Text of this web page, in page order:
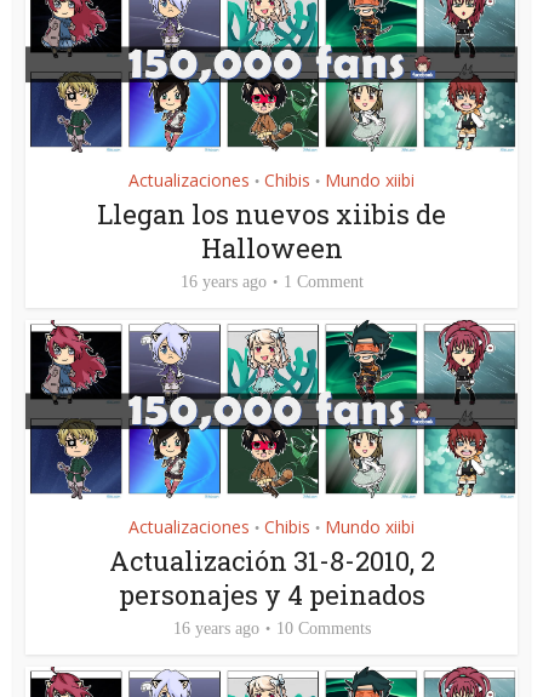
Actualizaciones • Chibis • Mundo xiibi
Llegan los nuevos xiibis de
Halloween
16 years ago 1 Comment
Actualizaciones • Chibis • Mundo xiibi
Actualización 31-8-2010, 2
personajes y 4 peinados
16 years ago 10 Comments